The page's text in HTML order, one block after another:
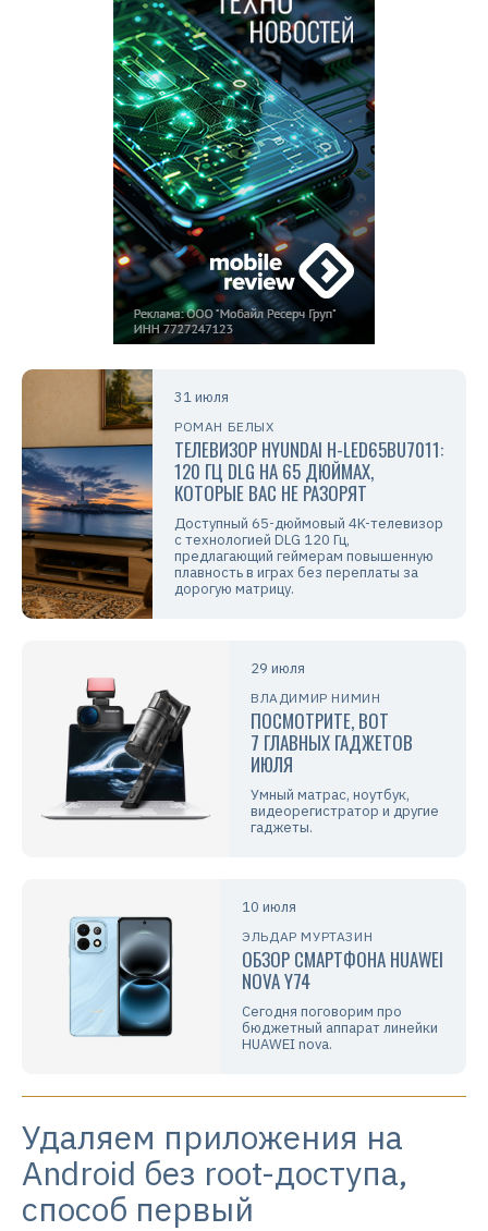
31 июля
РОМАН БЕЛЫХ
ТЕЛЕВИЗОР HYUNDAI H-LED65BU7011:
120 ГЦ DLG НА 65 ДЮЙМАХ,
КОТОРЫЕ ВАС НЕ РАЗОРЯТ
Доступный 65-дюймовый 4K-телевизор
с технологией DLG 120 Гц,
предлагающий геймерам повышенную
плавность в играх без переплаты за
дорогую матрицу.
29 июля
ВЛАДИМИР НИМИН
ПОСМОТРИТЕ, ВОТ
7 ГЛАВНЫХ ГАДЖЕТОВ
ИЮЛЯ
Умный матрас, ноутбук,
видеорегистратор и другие
гаджеты.
10 июля
ЭЛЬДАР МУРТАЗИН
ОБЗОР СМАРТФОНА HUAWEI
NOVA Y74
Сегодня поговорим про
бюджетный аппарат линейки
HUAWEI nova.
Удаляем приложения на
Android без root-доступа,
способ первый